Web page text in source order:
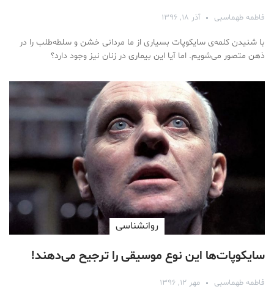
فاطمه طهماسبی آذر ۱۸, ۱۳۹۶
با شنیدن کلمه‌ی سایکوپات بسیاری از ما مردانی خشن و سلطه‌طلب را در
ذهن متصور می‌شویم. اما آیا این بیماری در زنان نیز وجود دارد؟
روانشناسی
سایکوپات‌ها این نوع موسیقی را ترجیح می‌دهند!
فاطمه طهماسبی مهر ۱۲, ۱۳۹۶